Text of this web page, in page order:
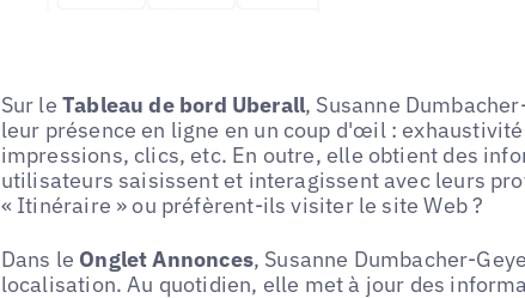
Sur le Tableau de bord Uberall, Susanne
leur présence en ligne en un coup d'œil :
impressions, clics, etc. En outre, elle obtient des
utilisateurs saisissent et interagissent avec leurs
« Itinéraire » ou préfèrent-ils visiter le site Web ?
Dans le Onglet Annonces, Susanne Dumbacher-
localisation. Au quotidien, elle met à jour des